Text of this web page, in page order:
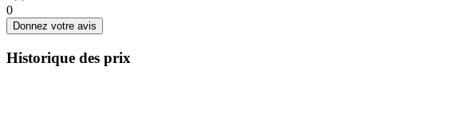
0
Donnez votre avis
Historique des prix